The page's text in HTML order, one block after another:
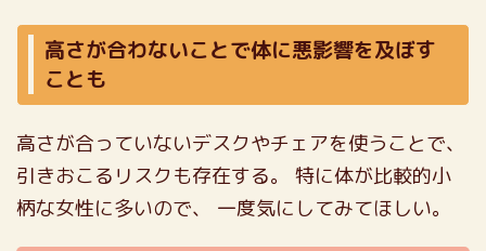
高さが合わないことで体に悪影響を及ぼす
ことも
高さが合っていないデスクやチェアを使うことで、
引きおこるリスクも存在する。
特に体が比較的小
柄な女性に多いので、
一度気にしてみてほしい。